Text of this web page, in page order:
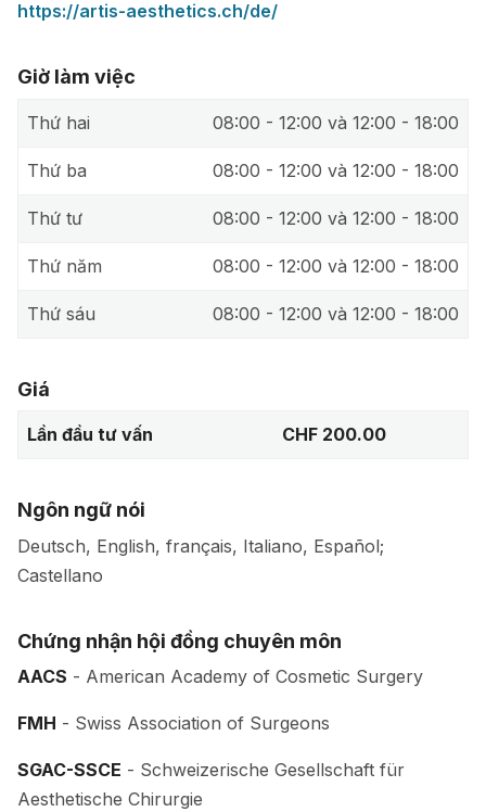
https://artis-aesthetics.ch/de/
Giờ làm việc
Thứ hai 08:00 - 12:00 và 12:00 - 18:00
Thứ ba 08:00 - 12:00 và 12:00 - 18:00
Thứ tư 08:00 - 12:00 và 12:00 - 18:00
Thứ năm 08:00 - 12:00 và 12:00 - 18:00
Thứ sáu 08:00 - 12:00 và 12:00 - 18:00
Giá
Lần đầu tư vấn CHF 200.00
Ngôn ngữ nói
Deutsch, English, français, Italiano, Español;
Castellano
Chứng nhận hội đồng chuyên môn
AACS - American Academy of Cosmetic Surgery
FMH - Swiss Association of Surgeons
SGAC-SSCE - Schweizerische Gesellschaft für
Aesthetische Chirurgie